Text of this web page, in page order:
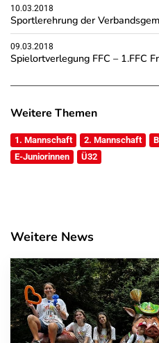
10.03.2018
Sportlerehrung der
09.03.2018
Spielortverlegung FFC – 1.FFC
Weitere Themen
1. Mannschaft 2. Mannschaft
E-Juniorinnen
Ü32
Weitere News